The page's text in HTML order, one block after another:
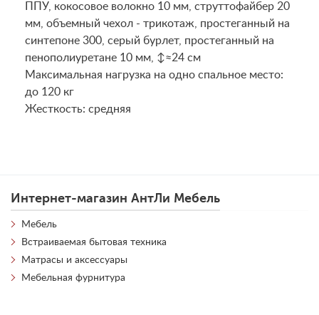
ППУ, кокосовое волокно 10 мм, струттофайбер 20
мм, объемный чехол - трикотаж, простеганный на
синтепоне 300, серый бурлет, простеганный на
пенополиуретане 10 мм, ↕≈24 см
Maксимальная нагрузка на одно спальное место:
до 120 кг
Жесткость: средняя
Интернет-магазин АнтЛи Мебель
Мебель
Встраиваемая бытовая техника
Матрасы и аксессуары
Мебельная фурнитура